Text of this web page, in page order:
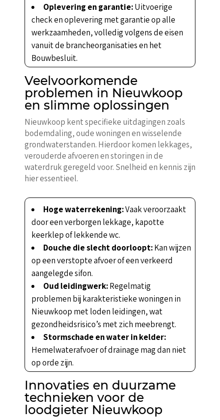
Oplevering en garantie:Uitvoerige
check en oplevering met garantie op alle
werkzaamheden, volledig volgens de eisen
vanuit de brancheorganisaties en het
Bouwbesluit.
Veelvoorkomende
problemen in Nieuwkoop
en slimme oplossingen
Nieuwkoop kent specifieke uitdagingen zoals
bodemdaling, oude woningen en wisselende
grondwaterstanden. Hierdoor komen lekkages,
verouderde afvoeren en storingen in de
waterdruk geregeld voor. Snelheid en kennis zijn
hier essentieel.
Hoge waterrekening:Vaak veroorzaakt
door een verborgen lekkage, kapotte
keerklep of lekkende wc.
Douche die slecht doorloopt:Kan wijzen
op een verstopte afvoer of een verkeerd
aangelegde sifon.
Oud leidingwerk:Regelmatig
problemen bij karakteristieke woningen in
Nieuwkoop met loden leidingen, wat
gezondheidsrisico’s met zich meebrengt.
Stormschade en water in kelder:
Hemelwaterafvoer of drainage mag dan niet
op orde zijn.
Innovaties en duurzame
technieken voor de
loodgieter Nieuwkoop